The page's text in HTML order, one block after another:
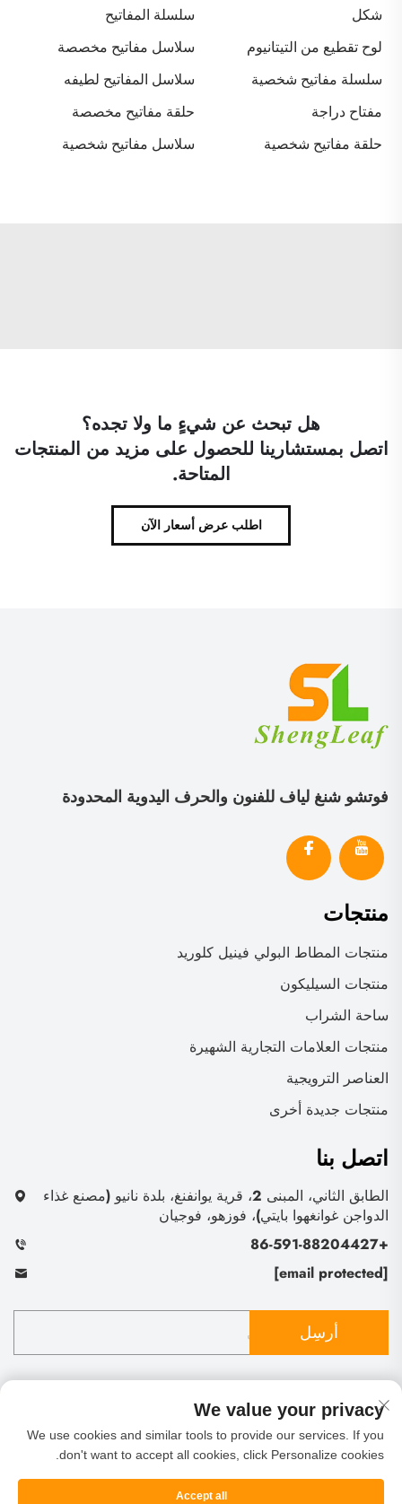
شكل سلسلة المفاتيح
لوح تقطيع من التيتانيوم سلاسل مفاتيح مخصصة
سلسلة مفاتيح شخصية سلاسل المفاتيح لطيفه
مفتاح دراجة حلقة مفاتيح مخصصة
حلقة مفاتيح شخصية سلاسل مفاتيح شخصية
هل تبحث عن شيءٍ ما ولا تجده؟
اتصل بمستشارينا للحصول على مزيد من المنتجات
المتاحة.
اطلب عرض أسعار الآن
فوتشو شنغ لياف للفنون والحرف اليدوية المحدودة
منتجات
منتجات المطاط البولي فينيل كلوريد
منتجات السيليكون
ساحة الشراب
منتجات العلامات التجارية الشهيرة
العناصر الترويجية
منتجات جديدة أخرى
اتصل بنا
الطابق الثاني، المبنى 2، قرية يوانفنغ، بلدة نانيو (مصنع غذاء
الدواجن غوانغهوا بايتي)، فوزهو، فوجيان
+86-591-88204427
[email protected]
أرسِل
حقوق النشر © شركة فوتشو شينغ ليف للتجارة والاستيراد
المدونة
We value your privacy
We use cookies and similar tools to provide our services. If you
don't want to accept all cookies, click Personalize cookies.
Accept all